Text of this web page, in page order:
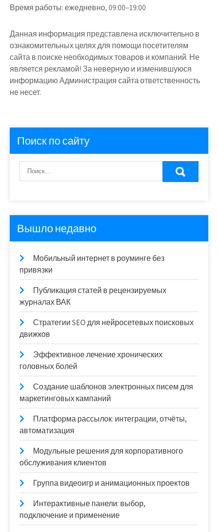
Время работы:ежедневно, 09:00–19:00
Данная информация представлена исключительно в
ознакомительных целях для помощи посетителям
сайта в поиске необходимых товаров и компаний. Не
является рекламой! За неверную и изменившуюся
информацию Администрация сайта ответственность
не несет.
Поиск по сайту
Вышло недавно
Мобильный интернет в роуминге без
привязки
Публикация статей в рецензируемых
журналах ВАК
Стратегии SEO для нейросетевых поисковых
движков
Эффективное лечение хронических
головных болей
Создание шаблонов электронных писем для
маркетинговых кампаний
Платформа рассылок: интеграции, отчёты,
автоматизация
Модульные решения для корпоративного
обслуживания клиентов
Группа видеоигр и анимационных проектов
Интерактивные панели: выбор,
подключение и применение